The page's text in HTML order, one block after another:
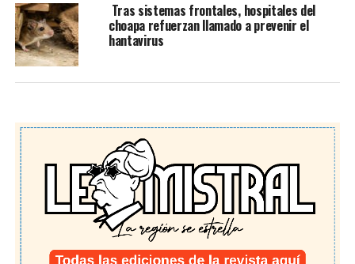
Tras sistemas frontales, hospitales del
choapa refuerzan llamado a prevenir el
hantavirus